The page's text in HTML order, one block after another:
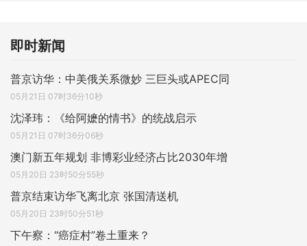
即时新闻
普京访华：中美俄关系微妙 三巨头或APEC同
05月21日 07时36分10秒
沈泽玮：《给阿嬷的情书》的统战启示
05月21日 07时36分06秒
澳门新五年规划 非博彩业经济占比2030年增
05月20日 23时50分55秒
普京结束访华飞离北京 张国清送机
05月20日 23时50分51秒
下午察：“癌症村”卷土重来？